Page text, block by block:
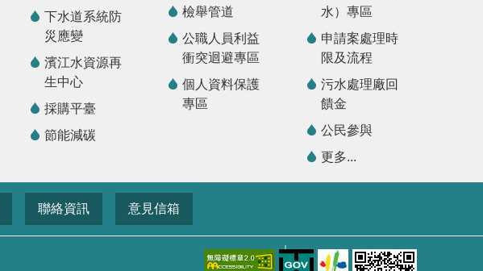
下水道系統防
災應變
濱江水資源再
生中心
採購平臺
節能減碳
檢舉管道
公職人員利益
衝突迴避專區
個人資料保護
專區
水）專區
申請案處理時
限及流程
污水處理廠回
饋金
公民參與
更多...
聯絡資訊 意見信箱